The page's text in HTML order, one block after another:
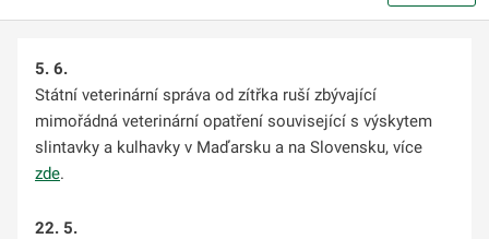
5. 6.
Státní veterinární správa od zítřka ruší zbývající
mimořádná veterinární opatření související s výskytem
slintavky a kulhavky v Maďarsku a na Slovensku, více
zde.
22. 5.